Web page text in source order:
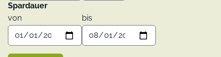
Spardauer
von
bis